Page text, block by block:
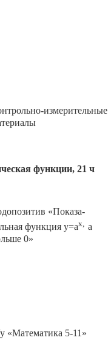
измерительные
функции, 21 ч
«Показа-
функция у=ах, а
0»
«Математика 5-11»